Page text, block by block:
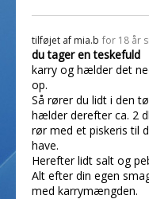
tilføjet af mia.b for 18 år
du tager en teskefuld
karry og hælder det
op.
Så rører du lidt i den
hælder derefter ca. 2
rør med et piskeris til
have.
Herefter lidt salt og
Alt efter din egen
med karrymængden.